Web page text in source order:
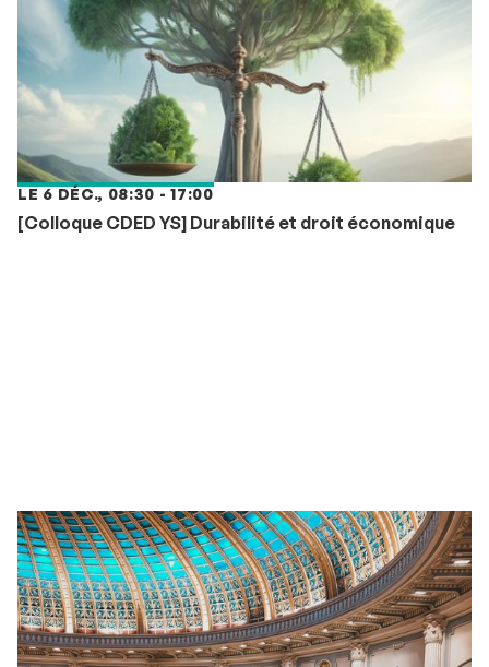
LE 6 DÉC., 08:30 - 17:00
[Colloque CDED YS] Durabilité et droit économique